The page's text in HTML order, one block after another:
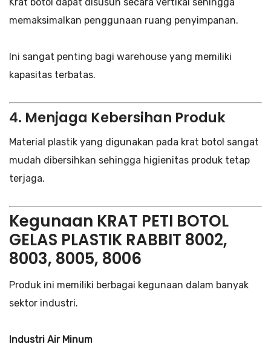
memaksimalkan penggunaan ruang penyimpanan.
Ini sangat penting bagi warehouse yang memiliki
kapasitas terbatas.
4. Menjaga Kebersihan Produk
Material plastik yang digunakan pada krat botol sangat
mudah dibersihkan sehingga higienitas produk tetap
terjaga.
Kegunaan KRAT PETI BOTOL
GELAS PLASTIK RABBIT 8002,
8003, 8005, 8006
Produk ini memiliki berbagai kegunaan dalam banyak
sektor industri.
Industri Air Minum